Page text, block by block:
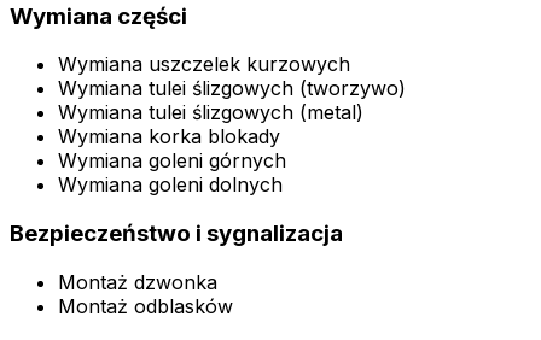
Wymiana części
Wymiana uszczelek kurzowych
Wymiana tulei ślizgowych (tworzywo)
Wymiana tulei ślizgowych (metal)
Wymiana korka blokady
Wymiana goleni górnych
Wymiana goleni dolnych
Bezpieczeństwo i sygnalizacja
Montaż dzwonka
Montaż odblasków